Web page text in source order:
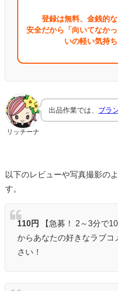
登録は無料、金銭的な
安全だから「向いてなか
いの軽い気持ち
リッチーナ
出品作業では、 ブラ
以下のレビューや写真撮影の
す。
110円
【急募！ 2～3分で
からあなたの好きなラブコ
さい！